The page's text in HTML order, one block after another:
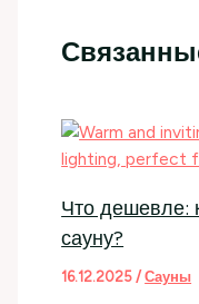
Что дешевле:
сауну?
16.12.2025 /Сауны